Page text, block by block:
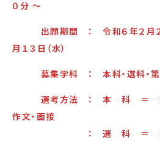
０分 ～
出願期間 ： 令和６年２月２
月１３日（水）
募集学科 ： 本科・選科・第
選考方法 ： 本 科 ＝ 漢
作文・面接
： 選 科 ＝ 小作